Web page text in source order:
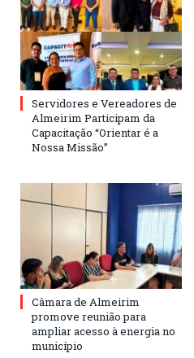
Servidores e Vereadores de
Almeirim Participam da
Capacitação “Orientar é a
Nossa Missão”
Câmara de Almeirim
promove reunião para
ampliar acesso à energia no
município